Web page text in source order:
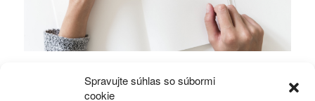
Spravujte súhlas so súbormi
cookie
Gerasimovom?